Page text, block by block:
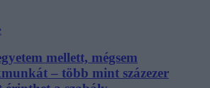
mellett, mégsem
– több mint százezer